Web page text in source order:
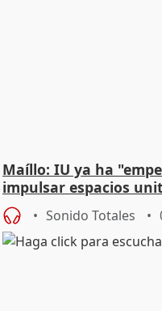
Maíllo: IU ya ha
impulsar espacios
Sonido Totales